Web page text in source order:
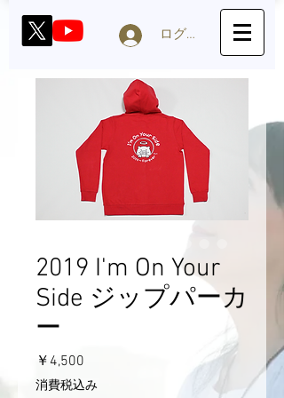
ログイン
2019 I'm On Your
Side ジップパーカ
ー
￥4,500
格
消費税込み